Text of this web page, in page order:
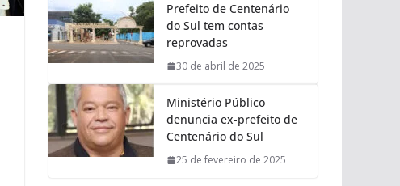
Prefeito de Centenário
do Sul tem contas
reprovadas
30 de abril de 2025
Ministério Público
denuncia ex-prefeito de
Centenário do Sul
25 de fevereiro de 2025